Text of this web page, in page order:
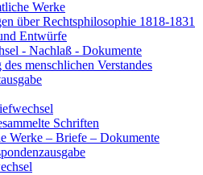
Werke
über Rechtsphilosophie 1818-1831
Entwürfe
- Nachlaß - Dokumente
menschlichen Verstandes
Schriften
Werke – Briefe – Dokumente